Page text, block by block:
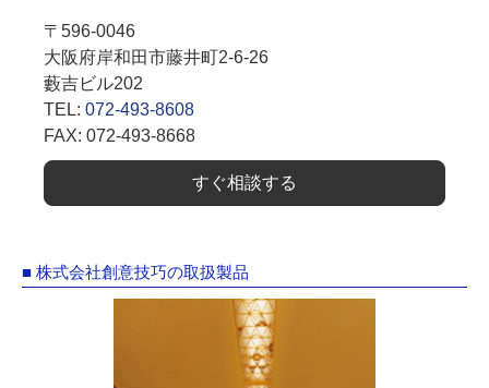
〒596-0046
大阪府岸和田市藤井町2-6-26
藪吉ビル202
TEL: 072-493-8608
FAX: 072-493-8668
すぐ相談する
■ 株式会社創意技巧の取扱製品